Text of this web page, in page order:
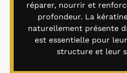
réparer, nourrir et
profondeur. La
naturellement présente
est essentielle pour
structure et leur